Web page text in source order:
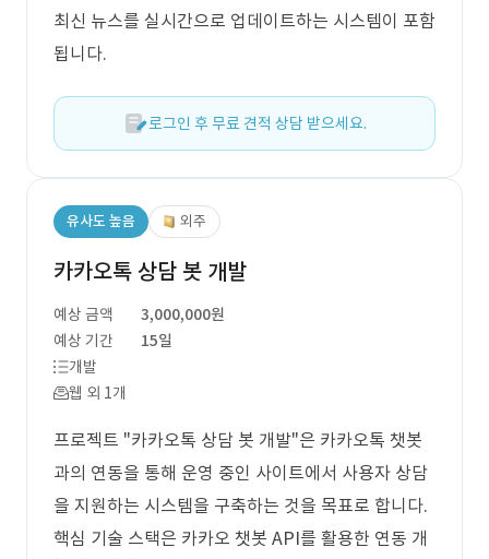
최신 뉴스를 실시간으로 업데이트하는 시스템이 포함
됩니다.
로그인 후 무료 견적 상담 받으세요.
유사도 높음 외주
카카오톡 상담 봇 개발
예상 금액
3,000,000원
예상 기간
15일
개발
웹 외 1개
프로젝트 "카카오톡 상담 봇 개발"은 카카오톡 챗봇
과의 연동을 통해 운영 중인 사이트에서 사용자 상담
을 지원하는 시스템을 구축하는 것을 목표로 합니다.
핵심 기술 스택은 카카오 챗봇 API를 활용한 연동 개